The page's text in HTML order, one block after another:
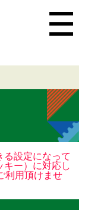
る設定になって
キー）に対応し
利用頂けませ